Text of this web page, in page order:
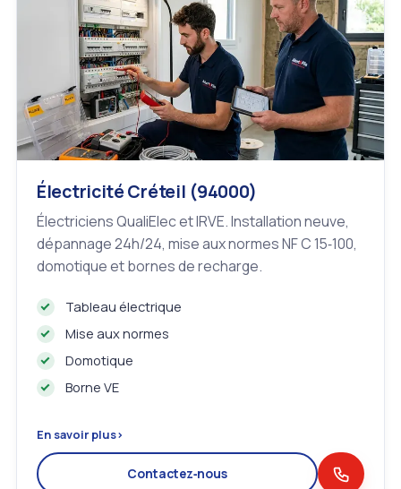
Électricité Créteil (94000)
Électriciens QualiElec et IRVE. Installation neuve,
dépannage 24h/24, mise aux normes NF C 15‑100,
domotique et bornes de recharge.
Tableau électrique
Mise aux normes
Domotique
Borne VE
En savoir plus›
Contactez‑nous